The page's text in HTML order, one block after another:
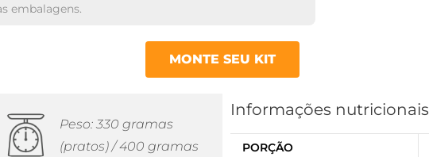
embalagens.
MONTE SEU KIT
Peso: 330 gramas
(pratos) / 400 gramas
Informações nutricionais
PORÇÃO